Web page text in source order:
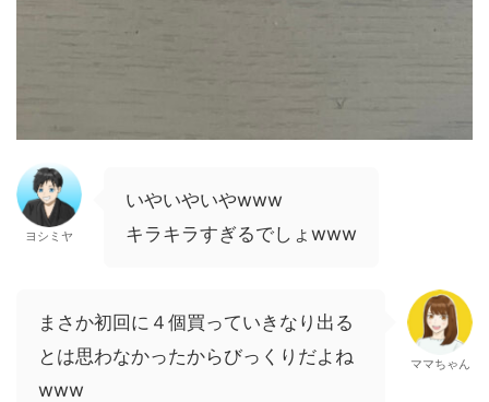
ヨシミヤ
いやいやいやwww
キラキラすぎるでしょwww
まさか初回に４個買っていきなり出る
とは思わなかったからびっくりだよね
www
ママちゃん